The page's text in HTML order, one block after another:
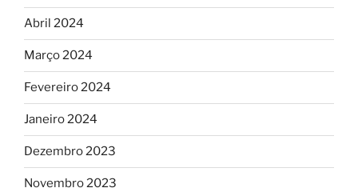
Abril 2024
Março 2024
Fevereiro 2024
Janeiro 2024
Dezembro 2023
Novembro 2023